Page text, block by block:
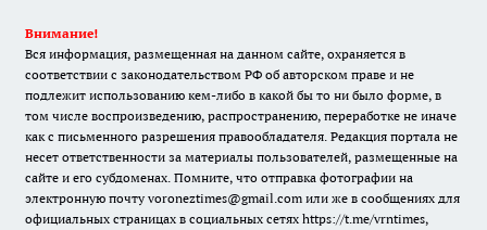
Внимание!
Вся информация, размещенная на данном сайте, охраняется в
соответствии с законодательством РФ об авторском праве и не
подлежит использованию кем-либо в какой бы то ни было форме, в
том числе воспроизведению, распространению, переработке не иначе
как с письменного разрешения правообладателя. Редакция портала не
несет ответственности за материалы пользователей, размещенные на
сайте и его субдоменах. Помните, что отправка фотографии на
электронную почту voroneztimes@gmail.com или же в сообщениях для
официальных страницах в социальных сетях https://t.me/vrntimes,